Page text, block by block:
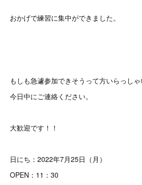
おかげで練習に集中ができました。
もしも急遽参加できそうって方いらっし
今日中にご連絡ください。
大歓迎です！！
日にち：2022年7月25日（月）
OPEN：11：30